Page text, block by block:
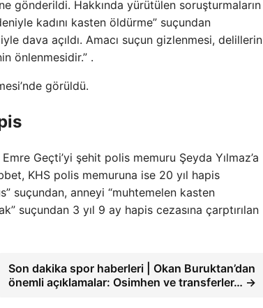
gönderildi. Hakkında yürütülen soruşturmaların
kadını kasten öldürme” suçundan
dava açıldı. Amacı suçun gizlenmesi, delillerin
önlenmesidir.” .
görüldü.
Geçti’yi şehit polis memuru Şeyda Yılmaz’a
KHS polis memuruna ise 20 yıl hapis
suçundan, anneyi “muhtemelen kasten
suçundan 3 yıl 9 ay hapis cezasına çarptırılan
Son dakika spor haberleri | Okan Buruktan’dan
önemli açıklamalar: Osimhen ve transferler… →